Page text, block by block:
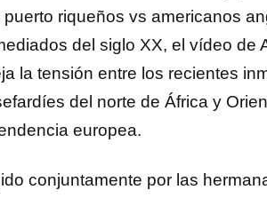
riqueños vs americanos
del siglo XX, el vídeo de
la tensión entre los recientes
del norte de África y
europea.
conjuntamente por las